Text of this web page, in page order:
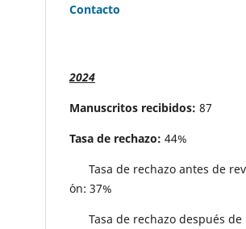
Contacto
2024
Manuscritos recibidos: 87
Tasa de rechazo: 44%
Tasa de rechazo antes de
´on: 37%
Tasa de rechazo después de